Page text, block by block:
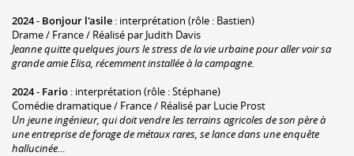
2024- Bonjour l'asile : interprétation (rôle : Bastien)
Drame / France / Réalisé par Judith Davis
Jeanne quitte quelques jours le stress de la vie urbaine pour aller voir sa
grande amie Elisa, récemment installée à la campagne.
2024- Fario : interprétation (rôle : Stéphane)
Comédie dramatique / France / Réalisé par Lucie Prost
Un jeune ingénieur, qui doit vendre les terrains agricoles de son père à
une entreprise de forage de métaux rares, se lance dans une enquête
hallucinée…